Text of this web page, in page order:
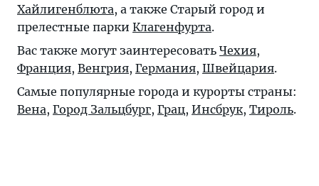
Хайлигенблюта, а также Старый город и
прелестные парки Клагенфурта.
Вас также могут заинтересовать Чехия,
Франция, Венгрия, Германия, Швейцария.
Самые популярные города и курорты страны:
Вена, Город Зальцбург, Грац, Инсбрук, Тироль.